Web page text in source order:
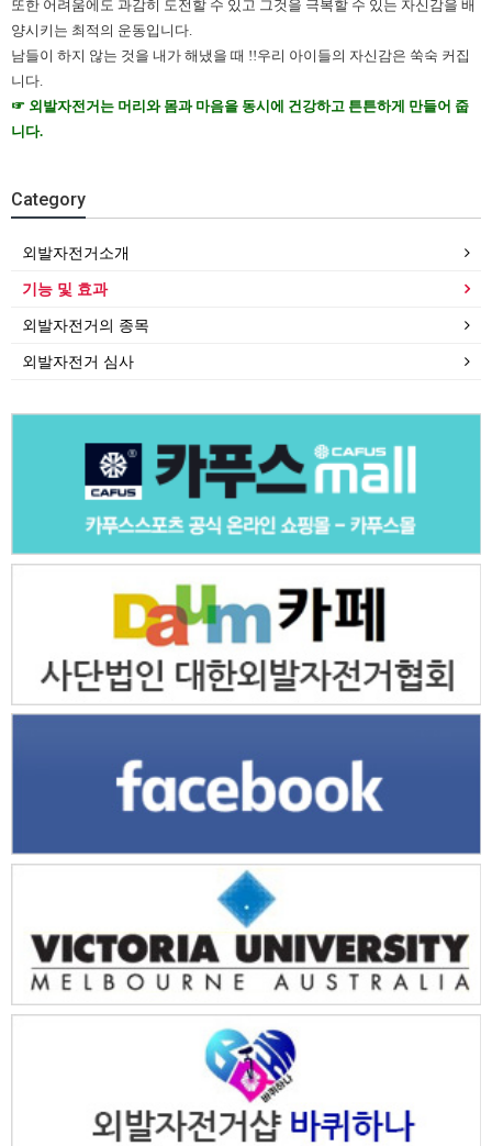
또한 어려움에도 과감히 도전할 수 있고 그것을 극복할 수 있는 자신감을 배
양시키는 최적의 운동입니다.
남들이 하지 않는 것을 내가 해냈을 때 !!우리 아이들의 자신감은 쑥숙 커집
니다.
☞ 외발자전거는 머리와 몸과 마음을 동시에 건강하고 튼튼하게 만들어 줍
니다.
Category
외발자전거소개
기능 및 효과
외발자전거의 종목
외발자전거 심사